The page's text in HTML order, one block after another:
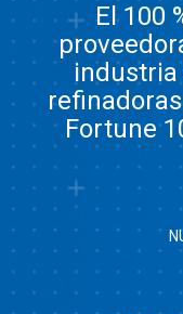
El 100
industria
Fortune